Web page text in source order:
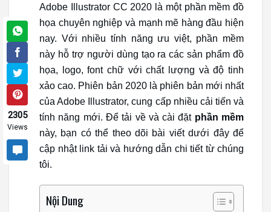
2305
Views
Adobe Illustrator CC 2020 là một phần mềm đồ
họa chuyên nghiệp và mạnh mẽ hàng đầu hiện
nay. Với nhiều tính năng ưu việt, phần mềm
này hỗ trợ người dùng tạo ra các sản phẩm đồ
họa, logo, font chữ với chất lượng và độ tinh
xảo cao. Phiên bản 2020 là phiên bản mới nhất
của Adobe Illustrator, cung cấp nhiều cải tiến và
tính năng mới. Để tải về và cài đặt phần mềm
này, bạn có thể theo dõi bài viết dưới đây để
cập nhật link tải và hướng dẫn chi tiết từ chúng
tôi.
Nội Dung